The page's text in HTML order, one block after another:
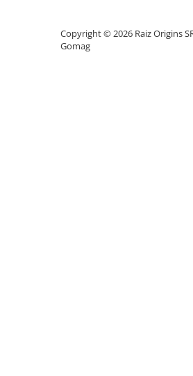
Plante artificialeCopyright © 2026 Raiz Origins
Gomag